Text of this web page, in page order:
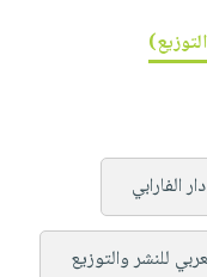
دار الفارابي
للنشر والتوزيع